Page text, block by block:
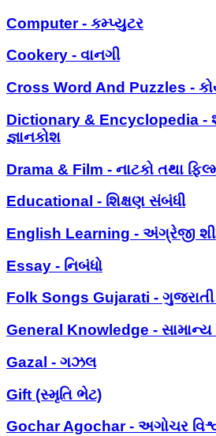
Computer - કમ્પ્યુટર
Cookery - વાનગી
Cross Word And Puzzles -
Dictionary & Encyclopedia -
જ્ઞાનકોશ
Drama & Film - નાટકો તથા
Educational - શિક્ષણ સંબંધી
English Learning - અંગ્રેજી
Essay - નિબંધો
Folk Songs Gujarati - ગુજરાતી
General Knowledge - સામાન્ય
Gazal - ગઝલ
Gift (સ્મૃતિ ભેટ)
Gochar Agochar - અગોચર